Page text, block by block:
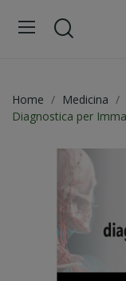
Home Medicina
Diagnostica per